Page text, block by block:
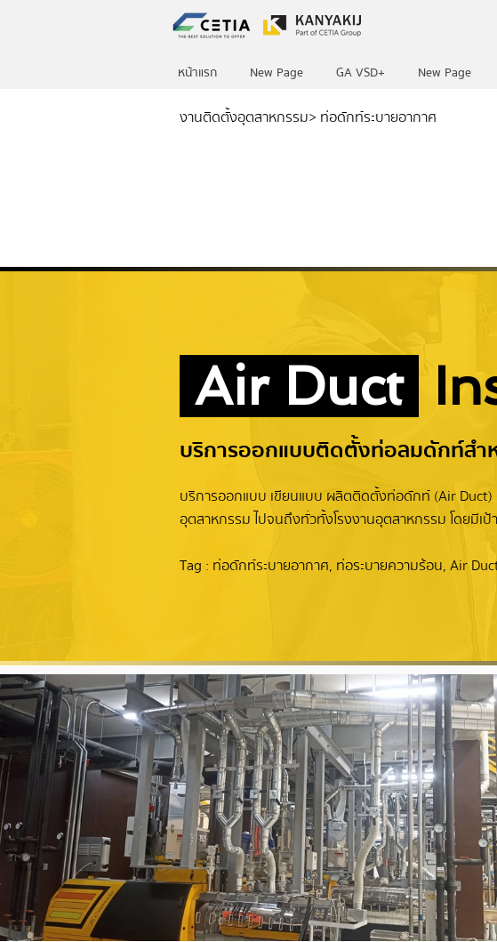
หน้าแรก New Page GA VSD+ New Page
งานติดตั้งอุตสาหกรรม> ท่อดักท์ระบายอากาศ
Air Duct
บริการออกแบบติดตั้งท่อลมดักท์สำ
บริการออกแบบ เขียนแบบ ผลิตติดตั้งท่อดักท์ (Air
อุตสาหกรรม ไปจนถึงทั่วทั้งโรงงานอุตสาหกรรม โดยมีเ
Tag : ท่อดักท์ระบายอากาศ, ท่อระบายความร้อน, Air